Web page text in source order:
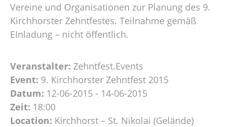
Vereine und Organisationen zur Planung des 9.
Kirchhorster Zehntfestes. Teilnahme gemäß
EInladung – nicht öffentlich.
Veranstalter: Zehntfest.Events
Event: 9. Kirchhorster Zehntfest 2015
Datum: 12-06-2015 - 14-06-2015
Zeit: 18:00
Location: Kirchhorst – St. Nikolai (Gelände)